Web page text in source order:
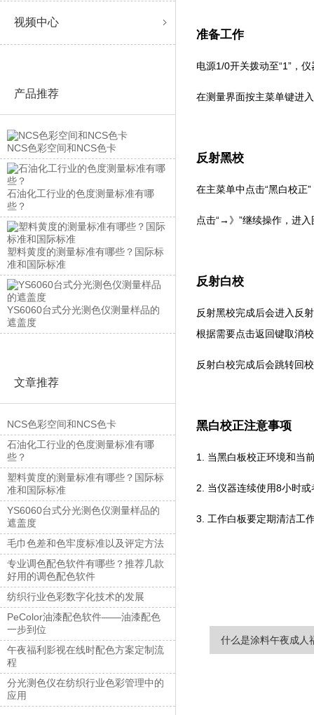
视频中心
产品推荐
NCS色彩空间和NCS色卡
石油化工行业的色度测量标准有哪
些？
塑料黄度的测量标准有哪些？国际标
准和国际标准
YS6060台式分光测色仪测量样品的
遮盖度
文章推荐
NCS色彩空间和NCS色卡
石油化工行业的色度测量标准有哪
些？
塑料黄度的测量标准有哪些？国际标
准和国际标准
YS6060台式分光测色仪测量样品的
遮盖度
毛巾色差和色牢度标准以及评定方法
专业调色配色软件有哪些？推荐几款
好用的调色配色软件
纺织行业色彩数字化技术的发展
PeColor油漆配色软件——油漆配色
一步到位
午夜福利影视在线时配色方案定制流
程
分光测色仪在纺织行业色彩管理中的
应用
准备工作
电源1/0开关拨动至“1”，
在测量界面按主菜单键进入
反射黑校
在主菜单中点击“黑白校正
点击“→》”继续操作，进
反射白校
反射黑校完成后会进入反射白
根据需要点击返回键取消校正
反射白校完成后会跳转回校证
黑白校正注意事项
1. 当黑白板校正环境和当前
2. 当仪器连续使用8小时或者
3. 工作白板要定期清洁工作面
什么是涂料午夜成人